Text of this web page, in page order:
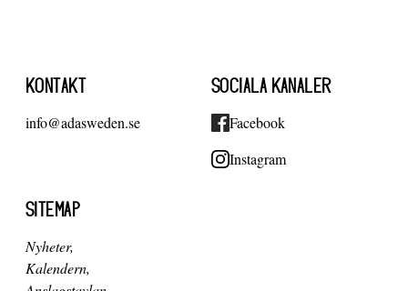
KONTAKT
info@adasweden.se
SOCIALA KANALER
Facebook
Instagram
SITEMAP
Nyheter
Kalendern